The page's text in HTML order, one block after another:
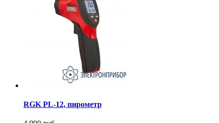
RGK PL-12, пирометр